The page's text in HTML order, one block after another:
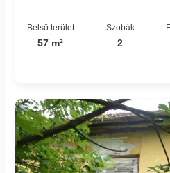
Belső terület
57 m²
Szobák
2